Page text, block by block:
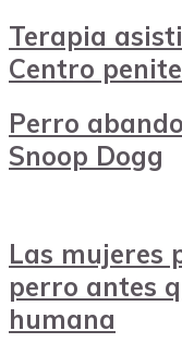
Terapia
Centro
Perro
Snoop Dogg
Las mujeres
perro antes
humana